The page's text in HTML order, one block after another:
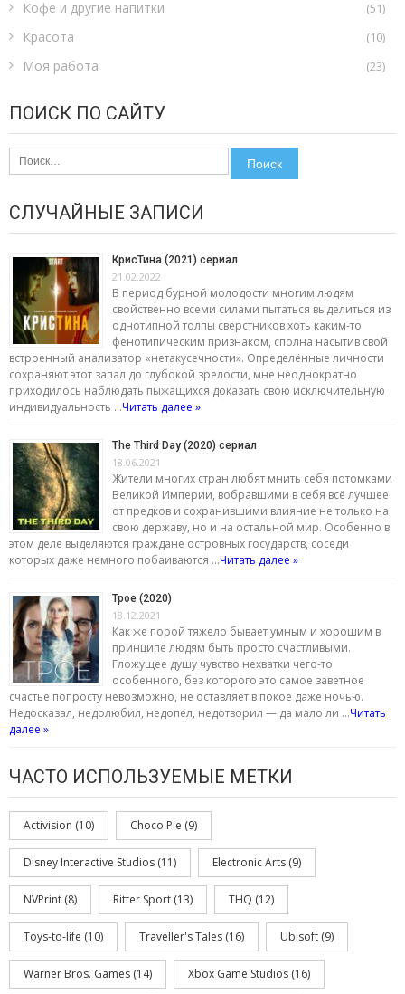
Кофе и другие напитки (51)
Красота (10)
Моя работа (23)
ПОИСК ПО САЙТУ
Найти:
СЛУЧАЙНЫЕ ЗАПИСИ
КрисТина (2021) сериал
21.02.2022
В период бурной молодости многим людям
свойственно всеми силами пытаться выделиться из
однотипной толпы сверстников хоть каким-то
фенотипическим признаком, сполна насытив свой
встроенный анализатор «нетакусечности». Определённые личности
сохраняют этот запал до глубокой зрелости, мне неоднократно
приходилось наблюдать пыжащихся доказать свою исключительную
индивидуальность …Читать далее »
The Third Day (2020) сериал
18.06.2021
Жители многих стран любят мнить себя потомками
Великой Империи, вобравшими в себя всё лучшее
от предков и сохранившими влияние не только на
свою державу, но и на остальной мир. Особенно в
этом деле выделяются граждане островных государств, соседи
которых даже немного побаиваются …Читать далее »
Трое (2020)
18.12.2021
Как же порой тяжело бывает умным и хорошим в
принципе людям быть просто счастливыми.
Гложущее душу чувство нехватки чего-то
особенного, без которого это самое заветное
счастье попросту невозможно, не оставляет в покое даже ночью.
Недосказал, недолюбил, недопел, недотворил — да мало ли …Читать
далее »
ЧАСТО ИСПОЛЬЗУЕМЫЕ МЕТКИ
Activision (10) Choco Pie (9)
Disney Interactive Studios (11) Electronic Arts (9)
NVPrint (8) Ritter Sport (13) THQ (12)
Toys-to-life (10) Traveller's Tales (16) Ubisoft (9)
Warner Bros. Games (14) Xbox Game Studios (16)